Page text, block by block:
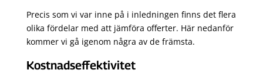
Precis som vi var inne på i inledningen finns det flera
olika fördelar med att jämföra offerter. Här nedanför
kommer vi gå igenom några av de främsta.
Kostnadseffektivitet